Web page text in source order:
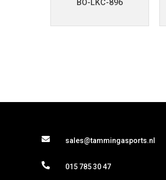
BO-LKC-896
sales@tammingasports.nl
015 785 30 47